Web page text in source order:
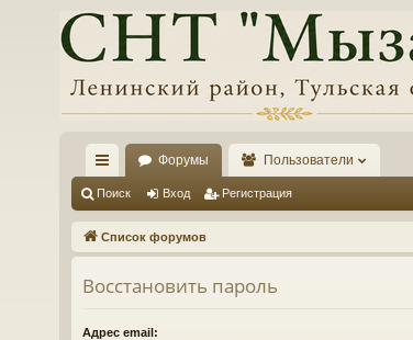
с
ы
лк
и
Форумы Пользователи
Поиск Вход Регистрация
Список форумов
Восстановить пароль
Адрес email: